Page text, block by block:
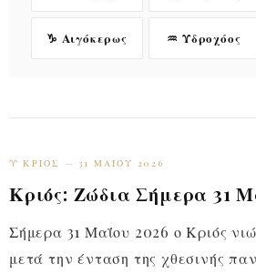
♑ Αιγόκερως ♒ Υδροχόος
♈ ΚΡΙΌΣ — 31 ΜΑΪ́ΟΥ 2026
Κριός: Ζώδια Σήμερα 31
Σήμερα 31 Μαΐου 2026 ο Κριός
μετά την ένταση της χθεσινής